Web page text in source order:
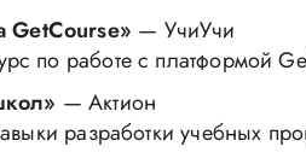
GetCourse» — УчиУчи
по работе с платформой
— Актион
разработки учебных